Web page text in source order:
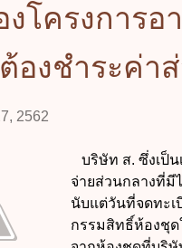
ปี ข้อ 15. คณะกร
ศาลปกครองสูงสุ
วุฒ...
งโครงการ
องชำระค่า
2562
บริษัท ส. ซึ่งเป็
จ่ายส่วนกลางที่มี
นับแต่วันที่จดทะเ
กรรมสิทธิ์ห้องชุ